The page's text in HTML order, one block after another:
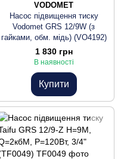
VODOMET
Насос підвищення тиску
Vodomet GRS 12/9W (з
гайками, обм. мідь) (VO4192)
1 830 грн
В наявності
Купити